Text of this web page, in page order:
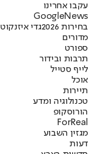
עקבו אחרינו
Googl eNews
בחירות 2026
גדי איזנקוט
מדורים
ספורט
תרבות ובידור
לייף סטייל
אוכל
תיירות
טכנולוגיה ומדע
הורוסקופ
ForReal
מגזין השבוע
דעות